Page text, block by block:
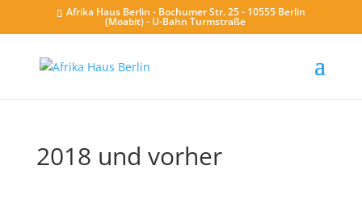
Afrika Haus Berlin - Bochumer Str. 25 - 10555 Berlin
(Moabit) - U-Bahn Turmstraße
2018 und vorher